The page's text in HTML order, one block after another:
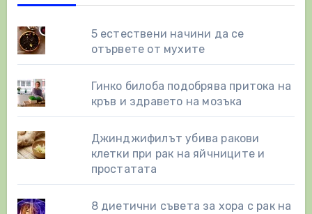
5 естествени начини да се
отървете от мухите
Гинко билоба подобрява притока на
кръв и здравето на мозъка
Джинджифилът убива ракови
клетки при рак на яйчниците и
простатата
8 диетични съвета за хора с рак на